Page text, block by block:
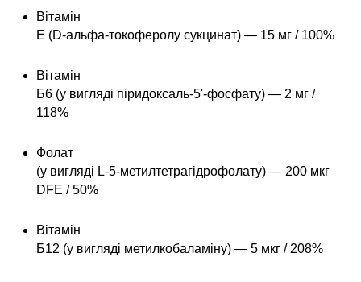
Вітамін
Е (D-альфа-токоферолу сукцинат) — 15 мг / 100%
Вітамін
Б6 (у вигляді піридоксаль-5'-фосфату) — 2 мг /
118%
Фолат
(у вигляді L-5-метилтетрагідрофолату) — 200 мкг
DFE / 50%
Вітамін
Б12 (у вигляді метилкобаламіну) — 5 мкг / 208%